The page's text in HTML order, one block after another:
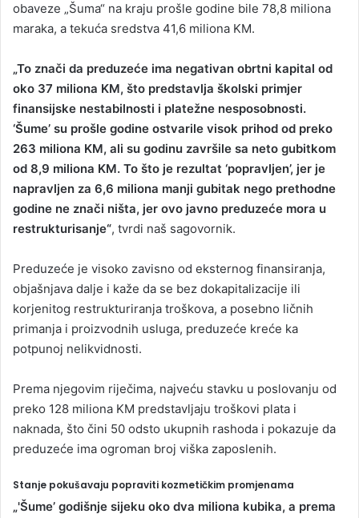
obaveze „Šuma“ na kraju prošle godine bile 78,8 miliona
maraka, a tekuća sredstva 41,6 miliona KM.
„To znači da preduzeće ima negativan obrtni kapital od
oko 37 miliona KM, što predstavlja školski primjer
finansijske nestabilnosti i platežne nesposobnosti.
‘Šume’ su prošle godine ostvarile visok prihod od preko
263 miliona KM, ali su godinu završile sa neto gubitkom
od 8,9 miliona KM. To što je rezultat ‘popravljen’, jer je
napravljen za 6,6 miliona manji gubitak nego prethodne
godine ne znači ništa, jer ovo javno preduzeće mora u
restrukturisanje“, tvrdi naš sagovornik.
Preduzeće je visoko zavisno od eksternog finansiranja,
objašnjava dalje i kaže da se bez dokapitalizacije ili
korjenitog restrukturiranja troškova, a posebno ličnih
primanja i proizvodnih usluga, preduzeće kreće ka
potpunoj nelikvidnosti.
Prema njegovim riječima, najveću stavku u poslovanju od
preko 128 miliona KM predstavljaju troškovi plata i
naknada, što čini 50 odsto ukupnih rashoda i pokazuje da
preduzeće ima ogroman broj viška zaposlenih.
Stanje pokušavaju popraviti kozmetičkim promjenama
„'Šume’ godišnje sijeku oko dva miliona kubika, a prema